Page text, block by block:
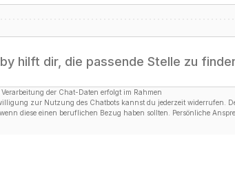
hilft dir, die passende Stelle zu
Verarbeitung der Chat-Daten erfolgt im Rahmen
zur Nutzung des Chatbots kannst du jederzeit widerrufen.
diese einen beruflichen Bezug haben sollten. Persönliche